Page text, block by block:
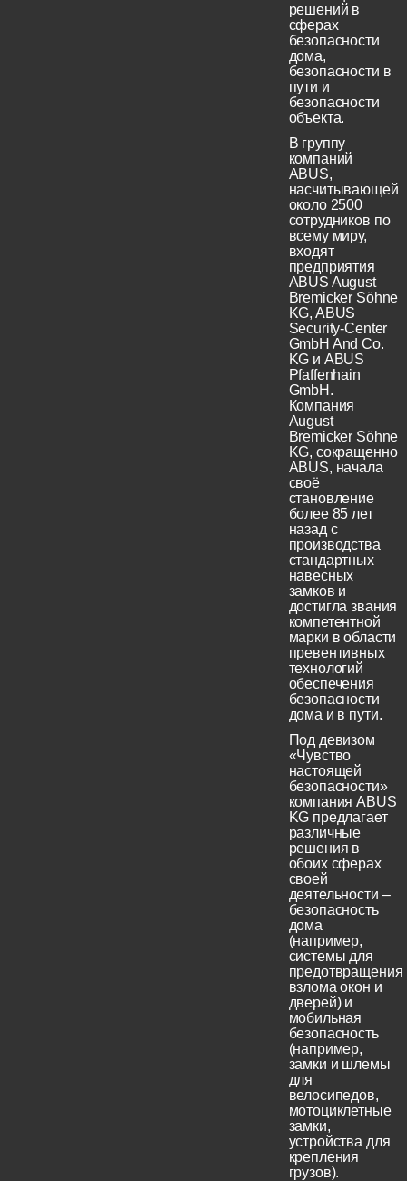
решений в
сферах
безопасности
дома,
безопасности в
пути и
безопасности
объекта.
В группу
компаний
ABUS,
насчитывающей
около 2500
сотрудников по
всему миру,
входят
предприятия
ABUS August
Bremicker Söhne
KG, ABUS
Security-Center
GmbH And Co.
KG и ABUS
Pfaffenhain
GmbH.
Компания
August
Bremicker Söhne
KG, сокращенно
ABUS, начала
своё
становление
более 85 лет
назад с
производства
стандартных
навесных
замков и
достигла звания
компетентной
марки в области
превентивных
технологий
обеспечения
безопасности
дома и в пути.
Под девизом
«Чувство
настоящей
безопасности»
компания ABUS
KG предлагает
различные
решения в
обоих сферах
своей
деятельности –
безопасность
дома
(например,
системы для
предотвращения
взлома окон и
дверей) и
мобильная
безопасность
(например,
замки и шлемы
для
велосипедов,
мотоциклетные
замки,
устройства для
крепления
грузов).